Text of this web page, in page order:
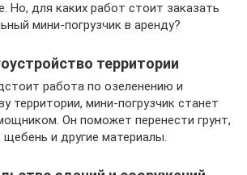
Но, для каких работ стоит заказать
мини-погрузчик в аренду?
территории
работа по озеленению и
территории, мини-погрузчик станет
Он поможет перенести грунт,
щебень и другие материалы.